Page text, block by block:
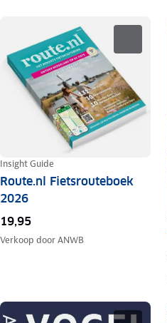
Insight Guide
Route.nl Fietsrouteboek
2026
19,95
Verkoop doorANWB